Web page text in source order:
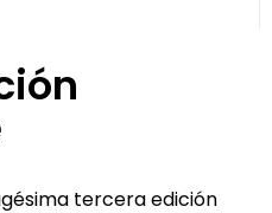
tercera edición